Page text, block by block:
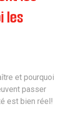
les
et pourquoi
passer
est bien réel!